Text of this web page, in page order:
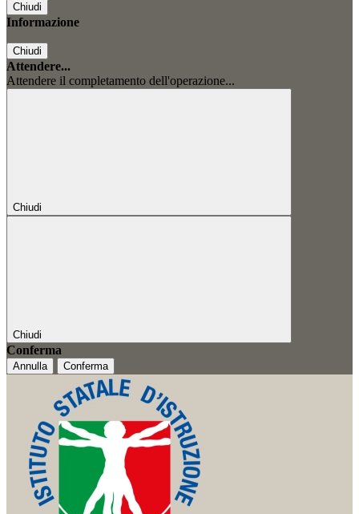
Chiudi
Informazione
Chiudi
Attendere...
Attendere il completamento dell'operazione...
Chiudi
Chiudi
Conferma
Annulla Conferma